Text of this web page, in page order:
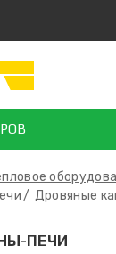
Дровяные
ПЕЧИ